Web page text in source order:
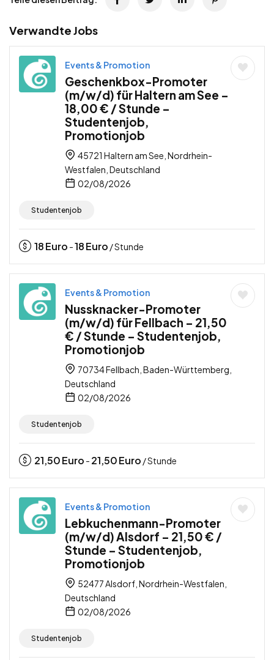
Verwandte Jobs
Events & Promotion
Geschenkbox-Promoter
(m/w/d) für Haltern am See –
18,00 € / Stunde –
Studentenjob,
Promotionjob
45721 Haltern am See, Nordrhein-
Westfalen, Deutschland
02/08/2026
Studentenjob
18Euro -18Euro / Stunde
Events & Promotion
Nussknacker-Promoter
(m/w/d) für Fellbach – 21,50
€ / Stunde – Studentenjob,
Promotionjob
70734 Fellbach, Baden-Württemberg,
Deutschland
02/08/2026
Studentenjob
21,50Euro - 21,50Euro / Stunde
Events & Promotion
Lebkuchenmann-Promoter
(m/w/d) Alsdorf – 21,50 € /
Stunde – Studentenjob,
Promotionjob
52477 Alsdorf, Nordrhein-Westfalen,
Deutschland
02/08/2026
Studentenjob